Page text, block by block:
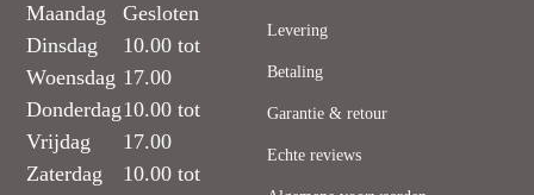
Maandag
Dinsdag
Woensdag
Donderdag
Vrijdag
Zaterdag
Gesloten
10.00 tot
17.00
10.00 tot
17.00
10.00 tot
Levering
Betaling
Garantie & retour
Echte reviews